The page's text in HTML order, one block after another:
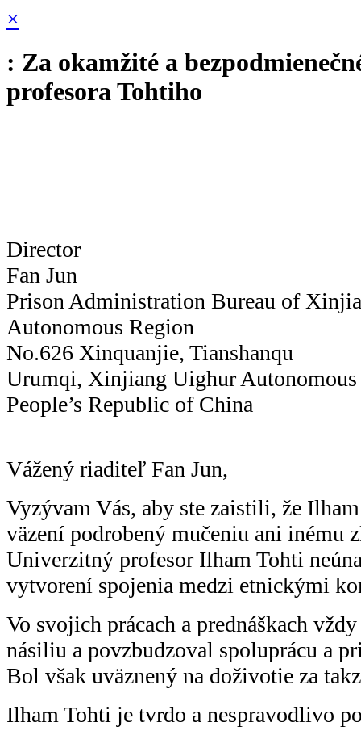
×
: Za okamžité a
profesora Tohtiho
Director
Fan Jun
Prison Administration Bureau of
Autonomous Region
No.626 Xinquanjie, Tianshanqu
Urumqi, Xinjiang Uighur Autonomous
People’s Republic of China
Vážený riaditeľ Fan Jun,
Vyzývam Vás, aby ste zaistili, že
väzení podrobený mučeniu ani inému
Univerzitný profesor Ilham Tohti
vytvorení spojenia medzi etnickými
Vo svojich prácach a prednáškach
násiliu a povzbudzoval spoluprácu a
Bol však uväznený na doživotie za
Ilham Tohti je tvrdo a nespravodlivo